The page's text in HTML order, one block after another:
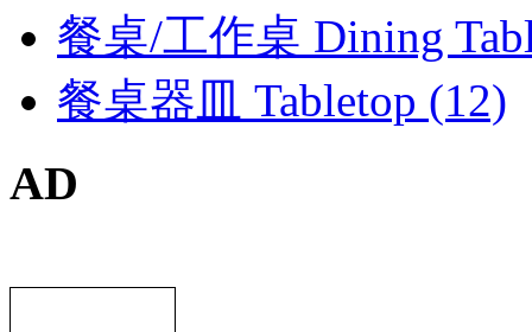
餐桌/工作桌 Dining
餐桌器皿 Tabletop (12)
AD